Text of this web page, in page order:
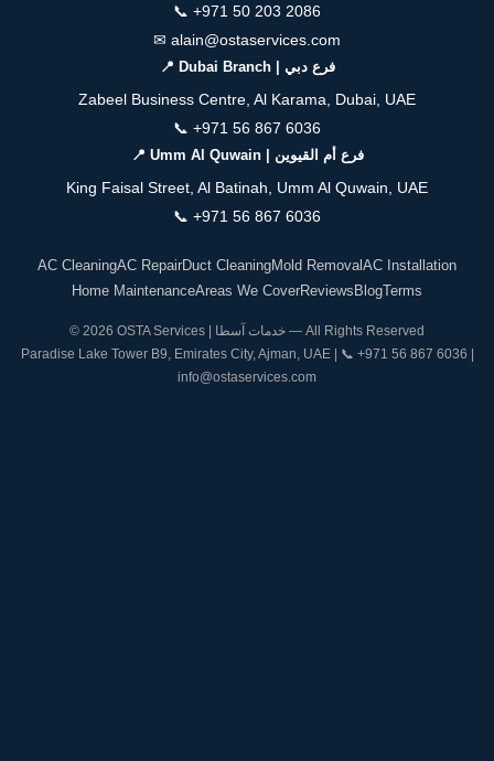
📞 +971 50 203 2086
✉ alain@ostaservices.com
📍 Dubai Branch | فرع دبي
Zabeel Business Centre, Al Karama, Dubai, UAE
📞 +971 56 867 6036
📍 Umm Al Quwain | فرع أم القيوين
King Faisal Street, Al Batinah, Umm Al Quwain, UAE
📞 +971 56 867 6036
AC CleaningAC RepairDuct CleaningMold Removal AC Installation
Home MaintenanceAreas We CoverReviews BlogTerms
© 2026 OSTA Services | خدمات آسطا — All Rights Reserved
Paradise Lake Tower B9, Emirates City, Ajman, UAE | 📞 +971 56 867 6036
info@ostaservices.com